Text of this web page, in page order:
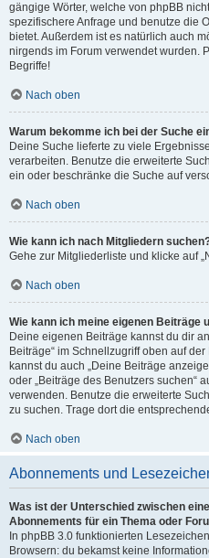
gängige Wörter, welche von phpBB
spezifischere Anfrage und benutze die
bietet. Außerdem ist es natürlich auch
nirgends im Forum verwendet wurden.
Begriffe!
Nach oben
Warum bekomme ich bei der Suche
Deine Suche lieferte zu viele
verarbeiten. Benutze die erweiterte
ein oder beschränke die Suche auf
Nach oben
Wie kann ich nach Mitgliedern
Gehe zur Mitgliederliste und klicke auf
Nach oben
Wie kann ich meine eigenen Beiträge
Deine eigenen Beiträge kannst du dir
Beiträge“ im Schnellzugriff oben auf
kannst du auch „Deine Beiträge
oder „Beiträge des Benutzers suchen“
verwenden. Benutze die erweiterte
zu suchen. Trage dort die
Nach oben
Abonnements und
Was ist der Unterschied zwischen
Abonnements für ein Thema oder
In phpBB 3.0 funktionierten
Browsern: du bekamst keine